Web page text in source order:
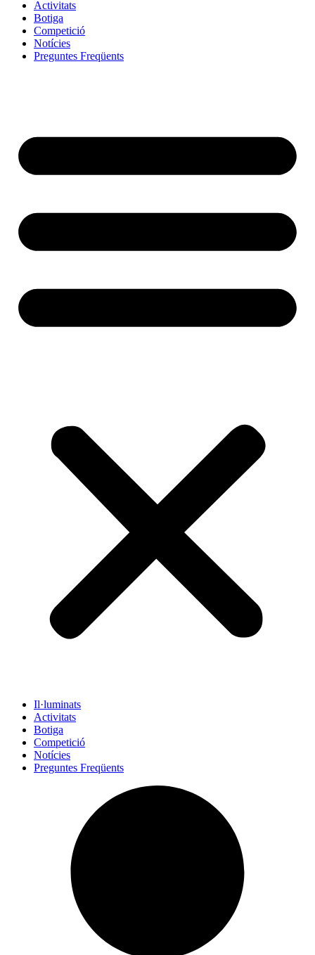
Activitats
Botiga
Competició
Notícies
Preguntes Freqüents
Il·luminats
Activitats
Botiga
Competició
Notícies
Preguntes Freqüents